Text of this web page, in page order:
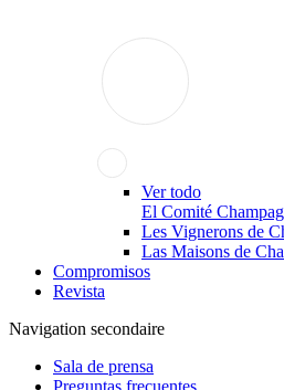
Ver todo
El Comité
Les Vignerons de
Las Maisons de
Compromisos
Revista
Navigation secondaire
Sala de prensa
Preguntas frecuentes